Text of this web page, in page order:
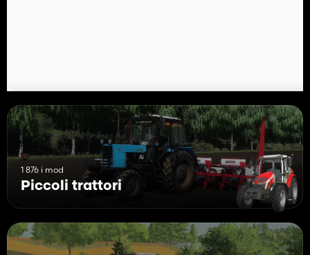
1 876 i mod
Piccoli trattori